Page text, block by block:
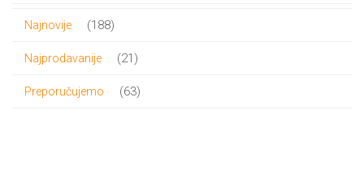
Najnovije 188188
Najprodavanije 2121
Preporučujemo 6363